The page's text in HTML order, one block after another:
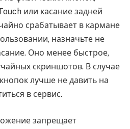
или касание задней
срабатывает в кармане
назначьте не
Оно менее быстрое,
скриншотов. В случае
лучше не давить на
в сервис.
запрещает